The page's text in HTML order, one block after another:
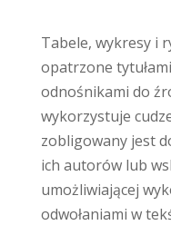
Tabele, wykresy i
opatrzone
odnośnikami do
wykorzystuje
zobligowany jest
ich autorów lub
umożliwiającej
odwołaniami w